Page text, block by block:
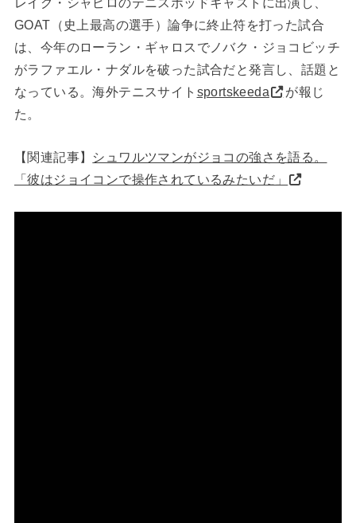
レイグ・シャピロのテニスポッドキャストに出演し、
GOAT（史上最高の選手）論争に終止符を打った試合
は、今年のローラン・ギャロスでノバク・ジョコビッチ
がラファエル・ナダルを破った試合だと発言し、話題と
なっている。海外テニスサイト sportskeeda
が報じ
た。
【関連記事】 シュワルツマンがジョコの強さを語る。
「彼はジョイコンで操作されているみたいだ」